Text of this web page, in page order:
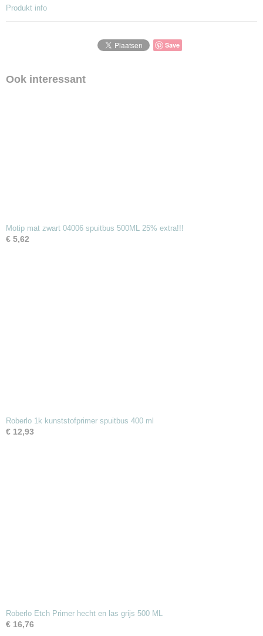
Produkt info
Save
Ook interessant
Motip mat zwart 04006 spuitbus 500ML 25% extra!!!
€ 5,62
Roberlo 1k kunststofprimer spuitbus 400 ml
€ 12,93
Roberlo Etch Primer hecht en las grijs 500 ML
€ 16,76